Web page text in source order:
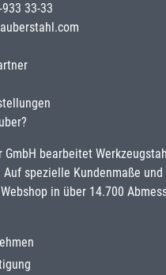
33-33
GmbH bearbeitet
spezielle Kundenmaße
in über 14.700